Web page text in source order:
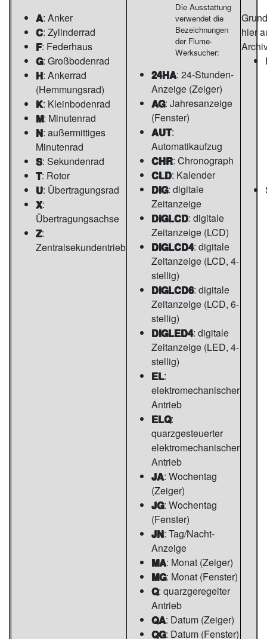
A: Anker
C: Zylinderrad
F: Federhaus
G: Großbodenrad
H: Ankerrad
(Hemmungsrad)
K: Kleinbodenrad
M: Minutenrad
N: außermittiges
Minutenrad
S: Sekundenrad
T: Rotor
U: Übertragungsrad
X:
Übertragungsachse
Z:
Zentralsekundentrieb
Die Ausstattung
verwendet die
Bezeichnungen
der Flume-
Werksucher:
24HA: 24-Stunden-
Anzeige (Zeiger)
AG: Jahresanzeige
(Fenster)
AUT:
Automatikaufzug
CHR: Chronograph
CLD: Kalender
DIG: digitale
Zeitanzeige
DIGLCD: digitale
Zeitanzeige (LCD)
DIGLCD4: digitale
Zeitanzeige (LCD, 4-
stellig)
DIGLCD6: digitale
Zeitanzeige (LCD, 6-
stellig)
DIGLED4: digitale
Zeitanzeige (LED, 4-
stellig)
EL:
elektromechanischer
Antrieb
ELQ:
quarzgesteuerter
elektromechanischer
Antrieb
JA: Wochentag
(Zeiger)
JG: Wochentag
(Fenster)
JN: Tag/Nacht-
Anzeige
MA: Monat (Zeiger)
MG: Monat (Fenster)
Q: quarzgeregelter
Antrieb
QA: Datum (Zeiger)
QG: Datum (Fenster)
hier